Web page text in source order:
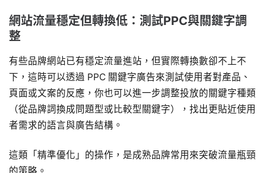
網站流量穩定但轉換低：測試PPC與關鍵字調
整
有些品牌網站已有穩定流量進站，但實際轉換數卻不上不
下，這時可以透過 PPC 關鍵字廣告來測試使用者對產品、
頁面或文案的反應，你也可以進一步調整投放的關鍵字種類
（從品牌詞換成問題型或比較型關鍵字），找出更貼近使用
者需求的語言與廣告結構。
這類「精準優化」的操作，是成熟品牌常用來突破流量瓶頸